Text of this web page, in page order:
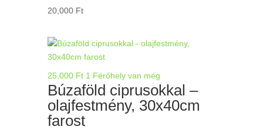
20,000 Ft
25,000 Ft 1 Férőhely van még
Búzaföld ciprusokkal –
olajfestmény, 30x40cm
farost